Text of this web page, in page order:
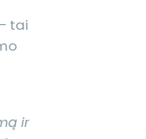
tai
ir